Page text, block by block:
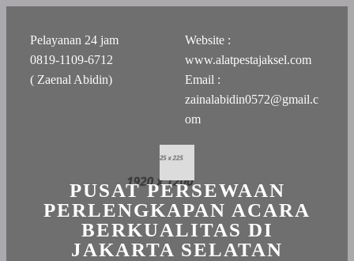
Pelayanan 24 jam
0819-1109-6712
( Zaenal Abidin)
Website :
www.alatpestajaksel.com
Email :
zainalabidin0572@gmail.c
om
PUSAT PERSEWAAN
PERLENGKAPAN ACARA
BERKUALITAS DI
JAKARTA SELATAN